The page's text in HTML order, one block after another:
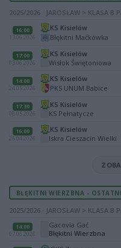
2025/2026 · JAROSŁAW > KLASA B
16:00
13.06.2026
KS Kisielów
Błękitni Maćkówka
17:00
03.06.2026
KS Kisielów
Wisłok Świętoniowa
14:00
24.05.2026
KS Kisielów
PKS UNUM Babice
17:30
08.05.2026
KS Kisielów
KS Pełnatycze
16:00
25.04.2026
KS Kisielów
Iskra Cieszacin Wielki
BŁĘKITNI WIERZBNA -
2025/2026 · JAROSŁAW > KLASA B
14:00
07.06.2026
Gacovia Gać
Błękitni Wierzbna